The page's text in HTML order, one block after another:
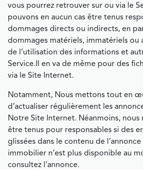
vous pourrez retrouver sur ou via le
pouvons en aucun cas être tenus
dommages directs ou indirects, en
dommages matériels, immatériels ou
de l’utilisation des informations et
Service.Il en va de même pour des
via le Site Internet.
Notamment, Nous mettons tout en
d’actualiser régulièrement les
Notre Site Internet. Néanmoins, nous
être tenus pour responsables si des
glissées dans le contenu de
immobilier n’est plus disponible au
consultez l’annonce.